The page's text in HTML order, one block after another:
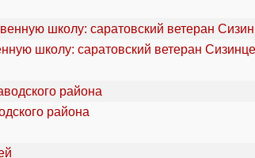
школу: саратовский ветеран
района